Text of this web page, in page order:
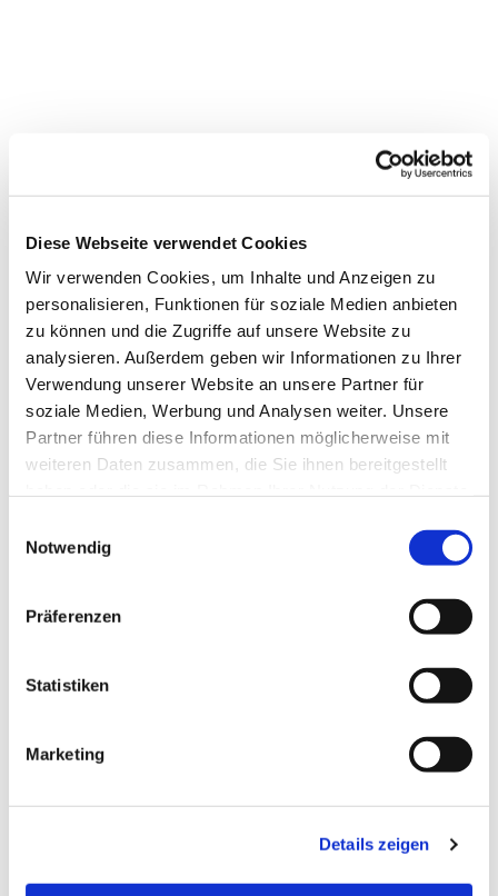
Diese Webseite verwendet Cookies
Wir verwenden Cookies, um Inhalte und Anzeigen zu
personalisieren, Funktionen für soziale Medien anbieten
zu können und die Zugriffe auf unsere Website zu
analysieren. Außerdem geben wir Informationen zu Ihrer
Verwendung unserer Website an unsere Partner für
soziale Medien, Werbung und Analysen weiter. Unsere
Partner führen diese Informationen möglicherweise mit
weiteren Daten zusammen, die Sie ihnen bereitgestellt
Notwendig
Präferenzen
Statistiken
Marketing
Details zeigen
Dies könnte Sie auch
interessieren